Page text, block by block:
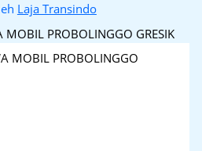
Laja Transindo
MOBIL PROBOLINGGO GRESIK
MOBIL PROBOLINGGO